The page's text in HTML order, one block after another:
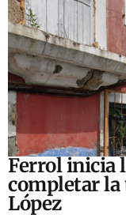
Ferrol inicia
completar la
López